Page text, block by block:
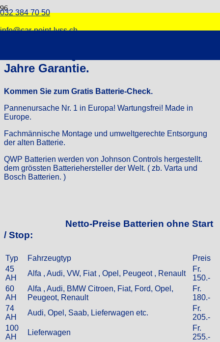
032 384 70 50
info@car-point-lyss.chBatterienservice
Jahre Garantie.
Kommen Sie zum Gratis Batterie-Check.
Pannenursache Nr. 1 in Europa! Wartungsfrei! Made in
Europe.
Fachmännische Montage und umweltgerechte Entsorgung
der alten Batterie.
QWP Batterien werden von Johnson Controls hergestellt.
dem grössten Batteriehersteller der Welt. ( zb. Varta und
Bosch Batterien. )
Netto-Preise Batterien ohne Start
/ Stop:
Typ Fahrzeugtyp
Preis
45
AH
Alfa , Audi, VW, Fiat , Opel, Peugeot , Renault
Fr.
150.-
60
AH
Alfa , Audi, BMW Citroen, Fiat, Ford, Opel,
Peugeot, Renault
Fr.
180.-
74
AH
Audi, Opel, Saab, Lieferwagen etc.
Fr.
205.-
100
AH
Lieferwagen
Fr.
255.-